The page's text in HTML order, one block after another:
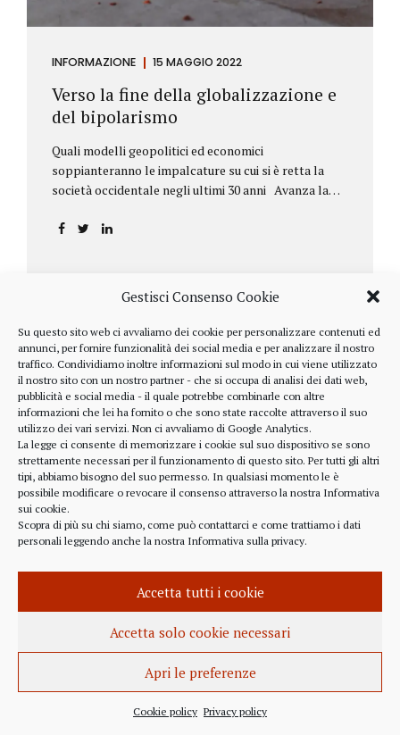
Gestisci Consenso Cookie
Su questo sito web ci avvaliamo dei cookie per personalizzare contenuti ed
annunci, per fornire funzionalità dei social media e per analizzare il nostro
traffico. Condividiamo inoltre informazioni sul modo in cui viene utilizzato
il nostro sito con un nostro partner - che si occupa di analisi dei dati web,
pubblicità e social media - il quale potrebbe combinarle con altre
informazioni che lei ha fornito o che sono state raccolte attraverso il suo
utilizzo dei vari servizi. Non ci avvaliamo di Google Analytics.
La legge ci consente di memorizzare i cookie sul suo dispositivo se sono
strettamente necessari per il funzionamento di questo sito. Per tutti gli altri
tipi, abbiamo bisogno del suo permesso. In qualsiasi momento le è
possibile modificare o revocare il consenso attraverso la nostra Informativa
sui cookie.
Scopra di più su chi siamo, come può contattarci e come trattiamo i dati
personali leggendo anche la nostra Informativa sulla privacy.
Accetta tutti i cookie
Accetta solo cookie necessari
Apri le preferenze
Cookie policy Privacy policy
INFORMAZIONE 15 MAGGIO 2022
Verso la fine della globalizzazione e
del bipolarismo
Quali modelli geopolitici ed economici
soppianteranno le impalcature su cui si è retta la
società occidentale negli ultimi 30 anni Avanza la
aprile ha fatto parecchio discutere il discorso che
una lettera annuale che Fink ha inviato agli
investitori, nella quale fa il punto sulla situazione
geopolitica ed economica globale, accompagnata da
alcune considerazioni sui profitti generati dalle
scelte finanziarie operate dal fondo BlackRock.
Occorre leggere molto attentamente il testo della
lettera
(https://www.blackrock.com/corporate/investor-
relations/larry-fink-chairmans-letter). Fink afferma
chiaramente che...
INFORMAZIONE 27 APRILE 2022
Istanza per l’abrogazione
dell’obbligo vaccinale al Governo
Italiano e alla Commissione Europea
Europea per l’abrogazione della normativa